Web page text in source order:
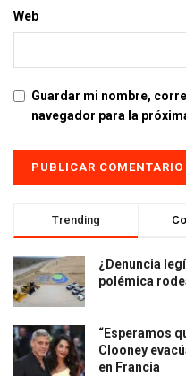
Web
Guardar mi nombre,
navegador para la
Trending
¿Denuncia
polémica
“Esperamos
Clooney
en Francia